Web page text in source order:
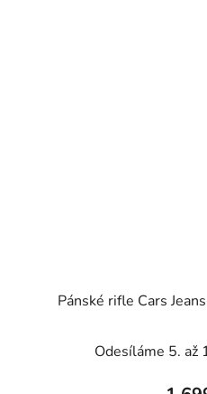
Pánské rifle Cars
Odesíláme 5. až